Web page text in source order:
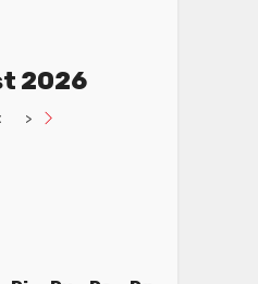
2026
>